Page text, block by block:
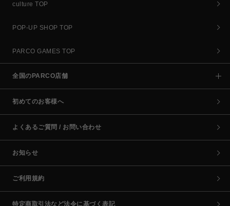
culture TOP
POP-UP SHOP TOP
PARCO GAMES TOP
全国のPARCO店舗
初めてのお客様へ
よくあるご質問 / お問い合わせ
お知らせ
ご利用規約
特定商取引法など法令に基づく表記